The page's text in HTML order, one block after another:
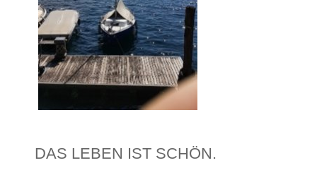
DAS LEBEN IST SCHÖN.